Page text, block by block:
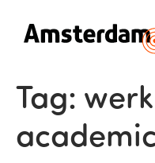
Tag: